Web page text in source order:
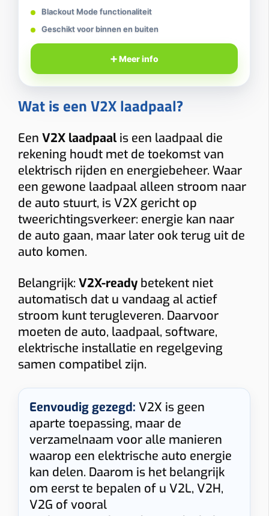
Blackout Mode functionaliteit
Geschikt voor binnen en buiten
➕ Meer info
Wat is een V2X laadpaal?
Een V2X laadpaal is een laadpaal die
rekening houdt met de toekomst van
elektrisch rijden en energiebeheer. Waar
een gewone laadpaal alleen stroom naar
de auto stuurt, is V2X gericht op
tweerichtingsverkeer: energie kan naar
de auto gaan, maar later ook terug uit de
auto komen.
Belangrijk: V2X-ready betekent niet
automatisch dat u vandaag al actief
stroom kunt terugleveren. Daarvoor
moeten de auto, laadpaal, software,
elektrische installatie en regelgeving
samen compatibel zijn.
Eenvoudig gezegd: V2X is geen
aparte toepassing, maar de
verzamelnaam voor alle manieren
waarop een elektrische auto energie
kan delen. Daarom is het belangrijk
om eerst te bepalen of u V2L, V2H,
V2G of vooral